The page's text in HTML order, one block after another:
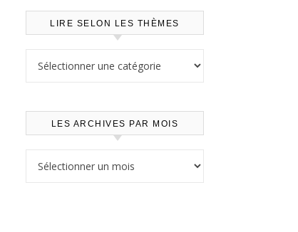
LIRE SELON LES THÈMES
LES ARCHIVES PAR MOIS